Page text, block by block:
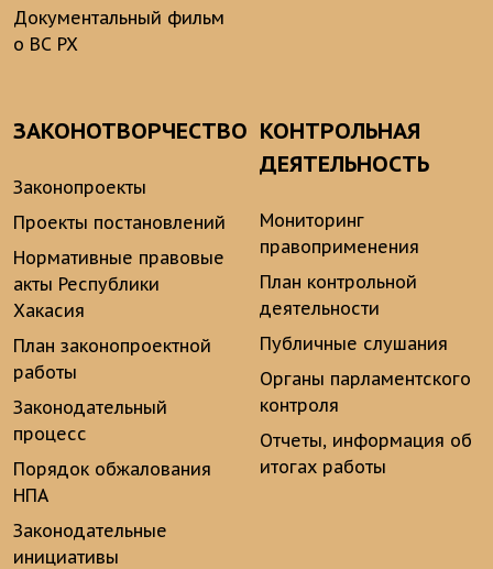
Документальный фильм
о ВС РХ
ЗАКОНОТВОРЧЕСТВО
Законопроекты
Проекты постановлений
Нормативные правовые
акты Республики
Хакасия
План законопроектной
работы
Законодательный
процесс
Порядок обжалования
НПА
Законодательные
инициативы
КОНТРОЛЬНАЯ
ДЕЯТЕЛЬНОСТЬ
Мониторинг
правоприменения
План контрольной
деятельности
Публичные слушания
Органы парламентского
контроля
Отчеты, информация об
итогах работы